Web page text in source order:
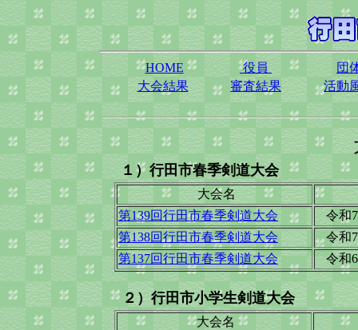
HOME 役員
団
大会結果
審査結果 活動
１）行田市春季剣道大会
大会名
第139回行田市春季剣道大会
令和
第138回行田市春季剣道大会
令和
第137回行田市春季剣道大会
令和
２）行田市小学生剣道大会
大会名